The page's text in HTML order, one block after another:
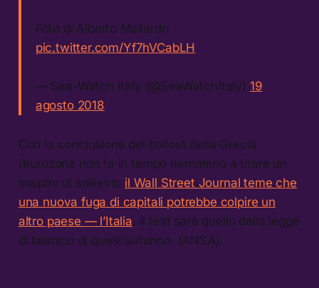
Foto di Alberto Mallardo
pic.twitter.com/Yf7hVCabLH
— Sea-Watch Italy (@SeaWatchItaly) 19
agosto 2018
Con la conclusione del bailout della Grecia
l’eurozona non fa in tempo nemmeno a tirare un
sospiro di sollievo: il Wall Street Journal teme che
una nuova fuga di capitali potrebbe colpire un
altro paese — l’Italia. Il test sarà quello della legge
di bilancio di quest’autunno. (ANSA)